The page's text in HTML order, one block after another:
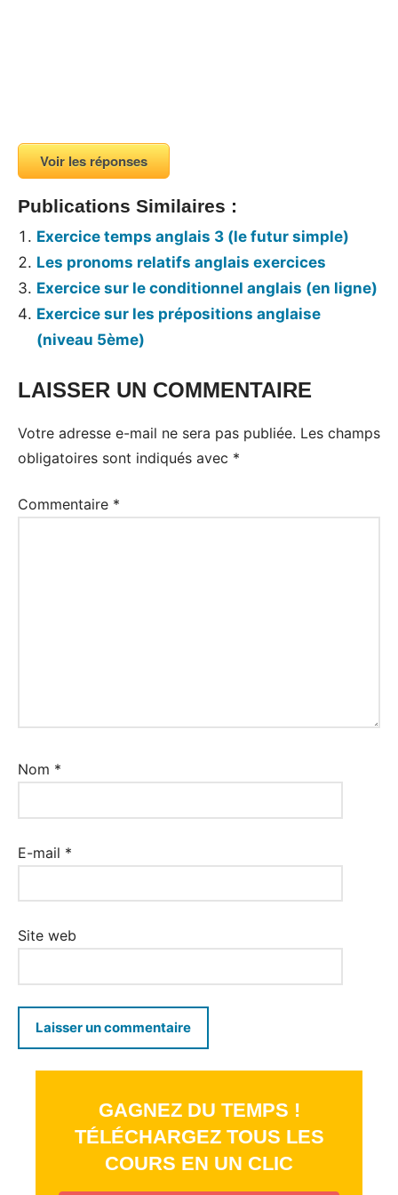
Voir les réponses
Publications Similaires :
Exercice temps anglais 3 (le futur simple)
Les pronoms relatifs anglais exercices
Exercice sur le conditionnel anglais (en ligne)
Exercice sur les prépositions anglaise
(niveau 5ème)
LAISSER UN COMMENTAIRE
Votre adresse e-mail ne sera pas publiée. Les champs
obligatoires sont indiqués avec *
Commentaire *
Nom *
E-mail *
Site web
GAGNEZ DU TEMPS !
TÉLÉCHARGEZ TOUS LES
COURS EN UN CLIC